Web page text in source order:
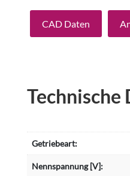
CAD Daten
Technische
Getriebeart:
Nennspannung [V]: